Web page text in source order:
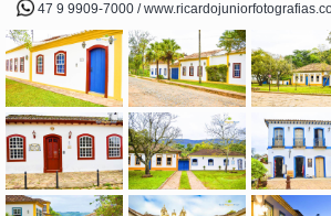
47 9 9909-7000 /